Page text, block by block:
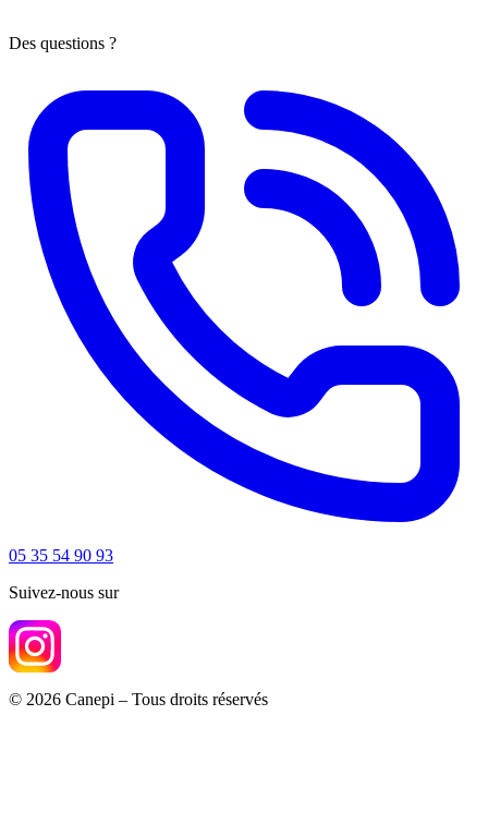
Des questions ?
05 35 54 90 93
Suivez-nous sur
© 2026 Canepi – Tous droits réservés